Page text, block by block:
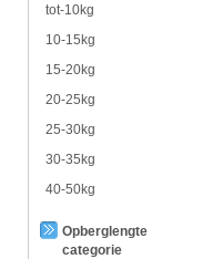
tot-10kg
10-15kg
15-20kg
20-25kg
25-30kg
30-35kg
40-50kg
Opberglengte
categorie